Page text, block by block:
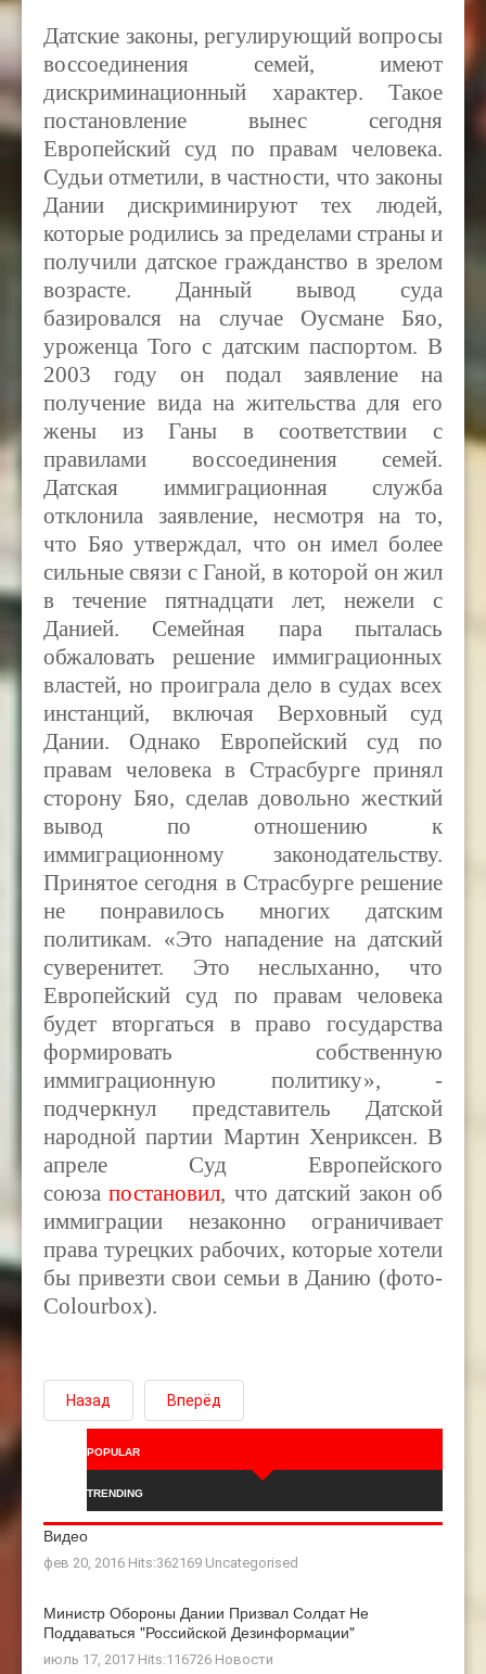
Датские законы, регулирующий вопросы
воссоединения семей, имеют
дискриминационный характер. Такое
постановление вынес сегодня
Европейский суд по правам человека.
Судьи отметили, в частности, что законы
Дании дискриминируют тех людей,
которые родились за пределами страны и
получили датское гражданство в зрелом
возрасте. Данный вывод суда
базировался на случае Оусмане Бяо,
уроженца Того с датским паспортом. В
2003 году он подал заявление на
получение вида на жительства для его
жены из Ганы в соответствии с
правилами воссоединения семей.
Датская иммиграционная служба
отклонила заявление, несмотря на то,
что Бяо утверждал, что он имел более
сильные связи с Ганой, в которой он жил
в течение пятнадцати лет, нежели с
Данией. Семейная пара пыталась
обжаловать решение иммиграционных
властей, но проиграла дело в судах всех
инстанций, включая Верховный суд
Дании. Однако Европейский суд по
правам человека в Страсбурге принял
сторону Бяо, сделав довольно жесткий
вывод по отношению к
иммиграционному законодательству.
Принятое сегодня в Страсбурге решение
не понравилось многих датским
политикам. «Это нападение на датский
суверенитет. Это неслыханно, что
Европейский суд по правам человека
будет вторгаться в право государства
формировать собственную
иммиграционную политику», -
подчеркнул представитель Датской
народной партии Мартин Хенриксен. В
апреле Cуд Европейского
союза постановил, что датский закон об
иммиграции незаконно ограничивает
права турецких рабочих, которые хотели
бы привезти свои семьи в Данию (фото-
Colourbox).
Назад Вперёд
POPULAR
TRENDING
Видео
фев 20, 2016 Hits:362169 Uncategorised
Министр Обороны Дании Призвал Солдат Не
Поддаваться "российской Дезинформации"
июль 17, 2017 Hits:116726 Новости